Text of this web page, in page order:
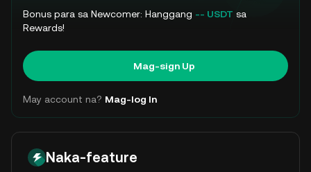
Bonus para sa Newcomer: Hanggang -- USDT sa
Rewards!
Mag-sign Up
May account na? Mag-log In
Naka-feature